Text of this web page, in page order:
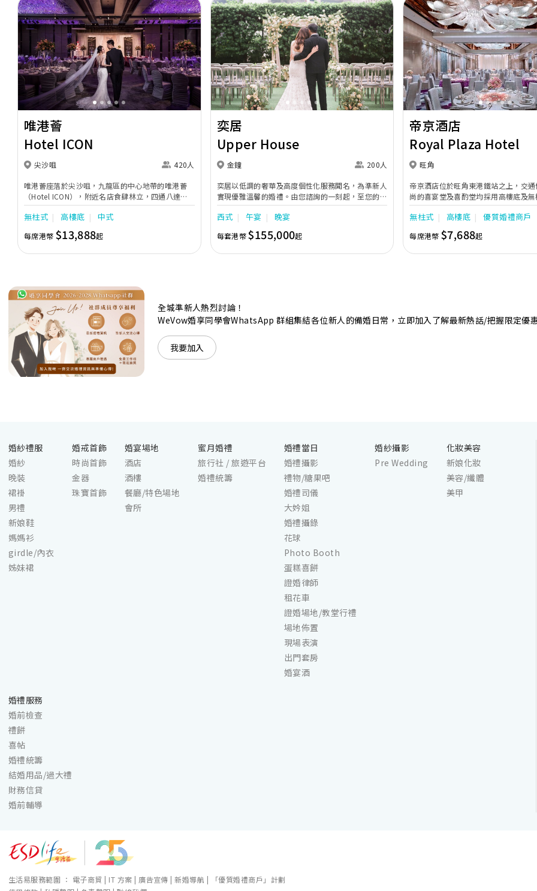
Previous Next
唯港薈
Hotel ICON
尖沙咀 420人
唯港薈座落於尖沙咀，九龍區的中心地帶的唯港薈
（Hotel ICON），附近名店食肆林立，四通八達，
充分展現繁華鬧巿中的活力個性，成為一眾準新人舉
辦婚宴的熱門之選。專業團隊由策劃統籌至所有婚宴
每個細節，唯港薈都力臻完美，保證讓您留下獨特的
醉人回憶。 擁有時尚高樓頂的Silverbox宴會廳，配
置了全套先進的視聽影音及燈光設備配套，並採用極
力氛圍的自助餐﹔唯港薈（Hotel ICON），多個風
格各異的婚宴場地，都完美切合各準新人的個性及預
算﹔保證為您打造夢寐以求的特別日子，令賓客永誌
難忘！
無柱式 高樓底 中式
每席港幣 $13,888起
Previous Next
奕居
Upper House
金鐘 200人
奕居以低調的奢華及高度個性化服務聞名，為準新人
實現優雅溫馨的婚禮。由您諮詢的一刻起，至您的大
日子，我們的專業團隊會為您攜手實現夢想婚禮。
西式 午宴 晚宴
每套港幣$155,000起
Previous
帝京酒店
Royal Plaza Hotel
旺角
帝京酒店位於旺角東港鐵站之上，交
尚的喜宴堂及喜酌堂均採用高樓底及
境寬敞，且備有LED幕牆、燈光及影音
最多可筵開40席，更配有水晶吊燈，
婚禮。另外，空中花園深心薈是毛孩
飽覽獅子山景致，適合舉行戶外婚禮
店專業的宴會團隊提供貼心服務，讓
無柱式 高樓底 優質婚禮商戶
每席港幣$7,688起
全城準新人熱烈討論！
WeVow婚享同學會WhatsApp 群組集結各位新人的備婚日常，立即加入了解最新熱話/把握限定優
我要加入
婚紗禮服
婚紗
晚裝
裙褂
男禮
新娘鞋
媽媽衫
girdle/內衣
姊妹裙
婚戒首飾
時尚首飾
金器
珠寶首飾
婚宴場地
酒店
酒樓
餐廳/特色場地
會所
蜜月婚禮
旅行社 / 旅遊平台
婚禮統籌
婚禮當日
婚禮攝影
禮物/糖果吧
婚禮司儀
大妗姐
婚禮攝錄
花球
Photo Booth
蛋糕喜餅
證婚律師
租花車
證婚場地/教堂行禮
場地佈置
現場表演
出門套房
婚宴酒
婚紗攝影
Pre Wedding
化妝美容
新娘化妝
美容/纖體
美甲
婚禮服務
婚前檢查
禮餅
喜帖
婚禮統籌
結婚用品/過大禮
財務信貸
婚前輔導
生活易服務範圍 ： 電子商貿 | IT 方案 | 廣告宣傳 |新婚導航 |
「優質婚禮商戶」計劃